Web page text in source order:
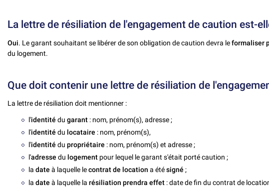
La lettre de résiliation de l'engagement de caution est-
Oui. Le garant souhaitant se libérer de son obligation de caution devra leformaliser
du logement.
Que doit contenir une lettre de résiliation de
La lettre de résiliation doit mentionner :
l'identité dugarant : nom, prénom(s), adresse ;
l'identitédu locataire : nom, prénom(s),
l'identité dupropriétaire : nom, prénom(s) et adresse ;
l'adresse du logement pour lequel le garant s'était porté caution ;
ladateà laquelle lecontrat de location a étésigné ;
ladate à laquelle larésiliation prendra effet : date de fin du contrat de